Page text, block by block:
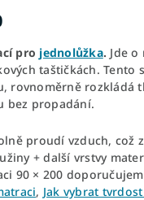
pro jednolůžka. Jde
taštičkách. Tento
rovnoměrně rozkládá
bez propadání.
proudí vzduch, což
+ další vrstvy
90 × 200
, Jak vybrat